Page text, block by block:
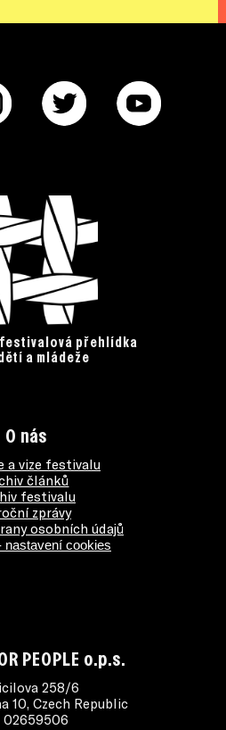
přehlídka
a mládeže
O nás
a vize festivalu
článků
festivalu
zprávy
osobních údajů
nastavení cookies
PEOPLE o.p.s.
258/6
10, Czech Republic
02659506